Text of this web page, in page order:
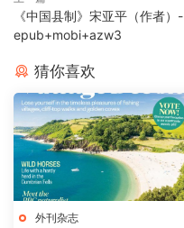
《中国县制》宋亚平（作者）-
epub+mobi+azw3
猜你喜欢
外刊杂志